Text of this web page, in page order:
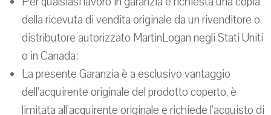
della ricevuta di vendita originale da un rivenditore o
distributore autorizzato MartinLogan negli Stati Uniti
o in Canada;
La presente Garanzia è a esclusivo vantaggio
dell'acquirente originale del prodotto coperto, è
limitata all'acquirente originale e richiede l'acquisto di